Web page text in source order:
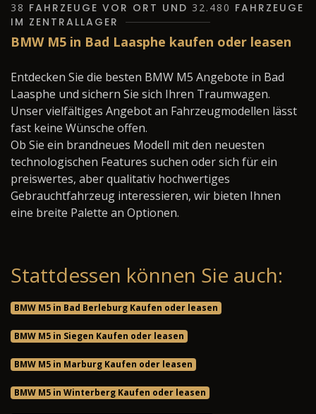
38 FAHRZEUGE VOR ORT UND 32.480 FAHRZEUGE
IM ZENTRALLAGER
BMW M5 in Bad Laasphe kaufen oder leasen
Entdecken Sie die besten BMW M5 Angebote in Bad
Laasphe und sichern Sie sich Ihren Traumwagen.
Unser vielfältiges Angebot an Fahrzeugmodellen lässt
fast keine Wünsche offen.
Ob Sie ein brandneues Modell mit den neuesten
technologischen Features suchen oder sich für ein
preiswertes, aber qualitativ hochwertiges
Gebrauchtfahrzeug interessieren, wir bieten Ihnen
eine breite Palette an Optionen.
Stattdessen können Sie auch:
BMW M5 in Bad Berleburg Kaufen oder leasen
BMW M5 in Siegen Kaufen oder leasen
BMW M5 in Marburg Kaufen oder leasen
BMW M5 in Winterberg Kaufen oder leasen